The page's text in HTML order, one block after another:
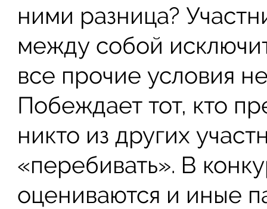
ними разница?
между собой
все прочие условия
Побеждает тот, кто
никто из других
«перебивать». В
оцениваются и иные